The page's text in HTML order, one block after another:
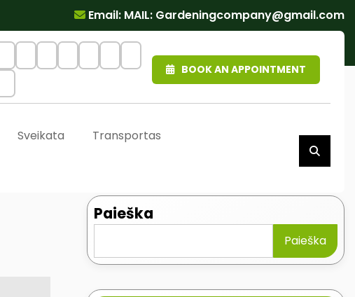
Email: MAIL: Gardeningcompany@gmail.com
BOOK AN APPOINTMENT
Sveikata
Transportas
Paieška
Paieška